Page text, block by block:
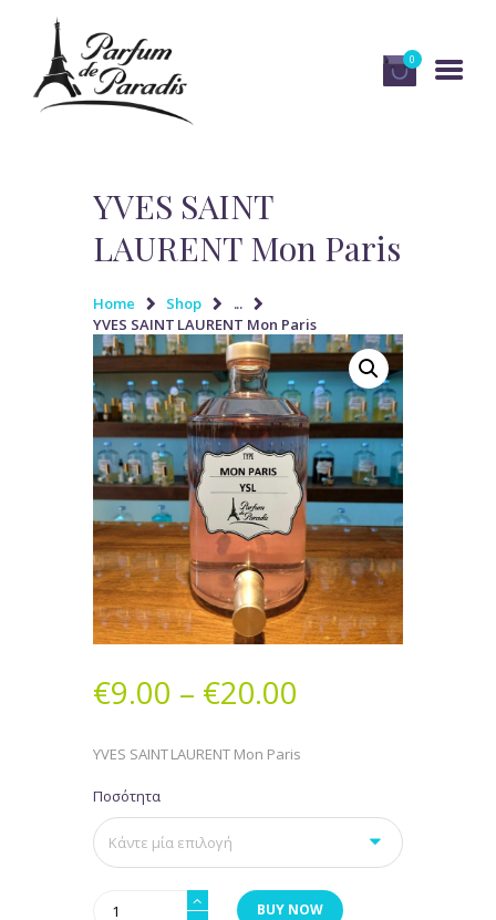
0
YVES SAINT
LAURENT Mon Paris
Home Shop
...
YVES SAINT LAURENT Mon Paris
HOME
ΤΑ ΠΡΟΪΌΝΤΑ ΜΑΣ
Η ΕΤΑΙΡΕΊΑ
ΕΠΙΚΟΙΝΩΝΊΑ
ΕΛΛΗΝΙΚΆ
€9.00 – €20.00
YVES SAINT LAURENT Mon Paris
Ποσότητα
YVES
BUY NOW